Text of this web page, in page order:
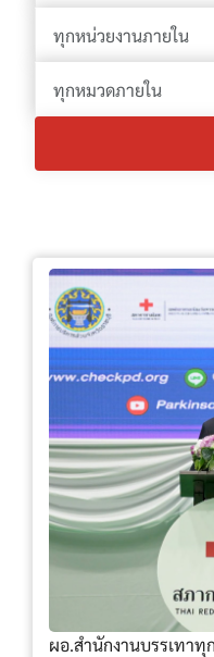
ผอ.สำนักงานบรรเทาทุ